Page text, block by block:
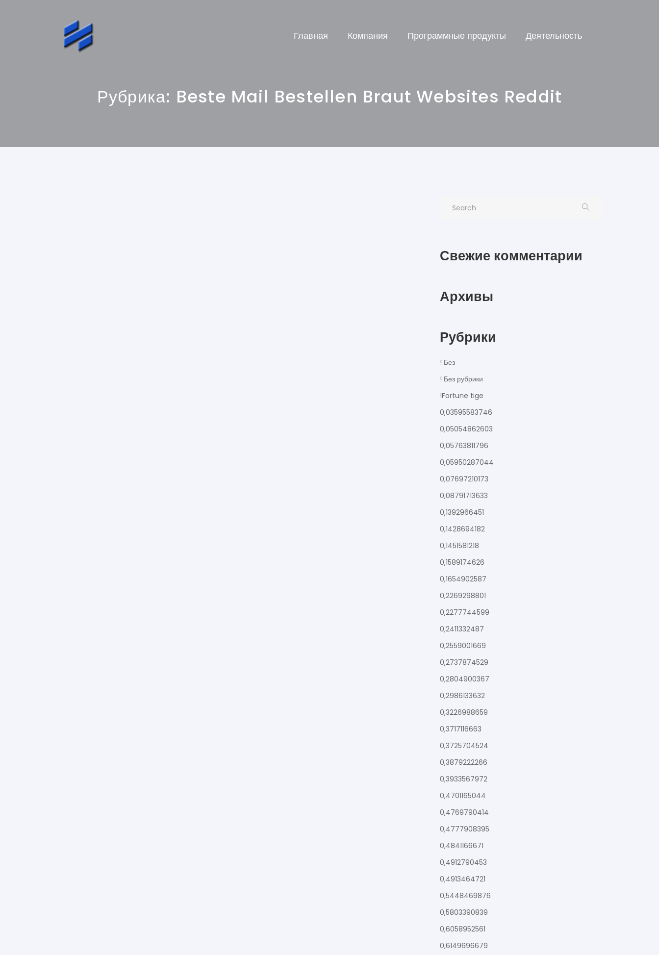
Главная Компания Программные продукты Деятельность
Рубрика: Beste Mail Bestellen Braut Websites Reddit
Свежие комментарии
Архивы
Рубрики
! Без
! Без рубрики
!Fortune tige
0,03595583746
0,05054862603
0,05763811796
0,05950287044
0,07697210173
0,08791713633
0,1392966451
0,1428694182
0,1451581218
0,1589174626
0,1654902587
0,2269298801
0,2277744599
0,2411332487
0,2559001669
0,2737874529
0,2804900367
0,2986133632
0,3226988659
0,3717116663
0,3725704524
0,3879222266
0,3933567972
0,4701165044
0,4769790414
0,4777908395
0,4841166671
0,4912790453
0,4913464721
0,5448469876
0,5803390839
0,6058952561
0,6149696679